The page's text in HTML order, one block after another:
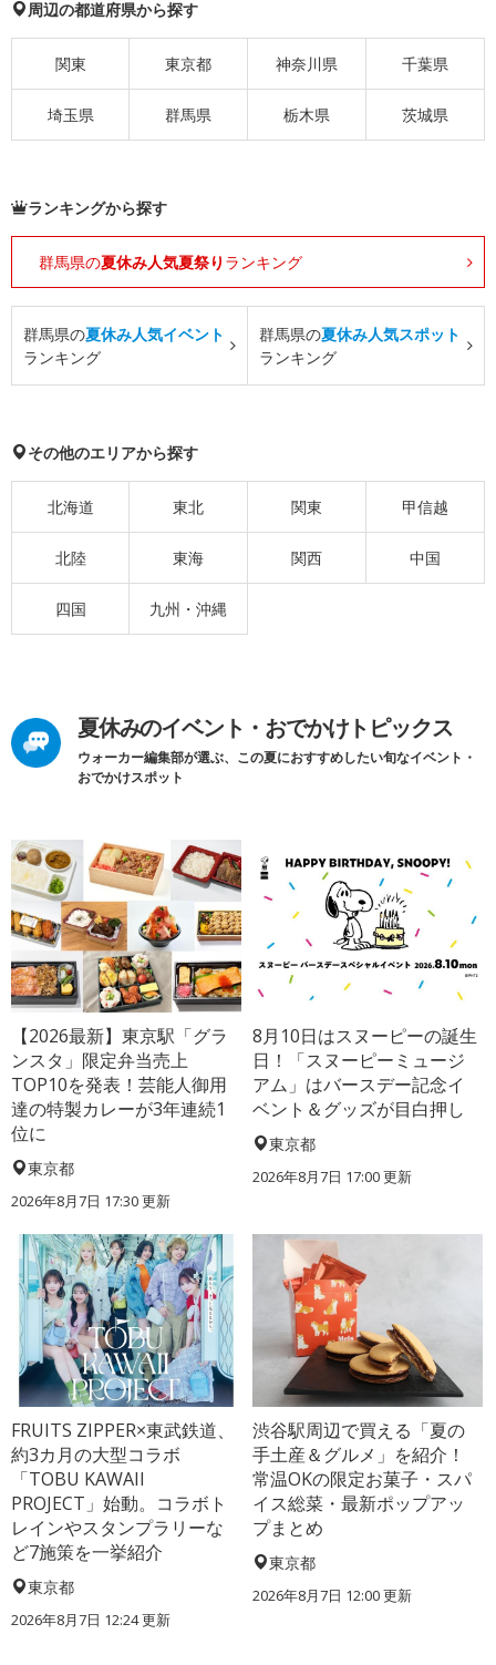
周辺の都道府県から探す
関東 東京都 神奈川県 千葉県
埼玉県 群馬県 栃木県 茨城県
ランキングから探す
群馬県の夏休み人気夏祭り ランキング
群馬県の夏休み人気イベント
ランキング
群馬県の夏休み人気スポット
ランキング
その他のエリアから探す
北海道 東北 関東 甲信越
北陸 東海 関西 中国
四国 九州・沖縄
夏休みのイベント・おでかけトピックス
ウォーカー編集部が選ぶ、この夏におすすめしたい旬なイベント・
おでかけスポット
【2026最新】東京駅「グラ
ンスタ」限定弁当売上
TOP10を発表！芸能人御用
達の特製カレーが3年連続1
位に
東京都
2026年8月7日 17:30更新
8月10日はスヌーピーの誕生
日！「スヌーピーミュージ
アム」はバースデー記念イ
ベント＆グッズが目白押し
東京都
2026年8月7日 17:00更新
FRUITS ZIPPER×東武鉄道、
約3カ月の大型コラボ
「TOBU KAWAII
PROJECT」始動。コラボト
レインやスタンプラリーな
ど7施策を一挙紹介
東京都
2026年8月7日 12:24更新
渋谷駅周辺で買える「夏の
手土産＆グルメ」を紹介！
常温OKの限定お菓子・スパ
イス総菜・最新ポップアッ
プまとめ
東京都
2026年8月7日 12:00更新